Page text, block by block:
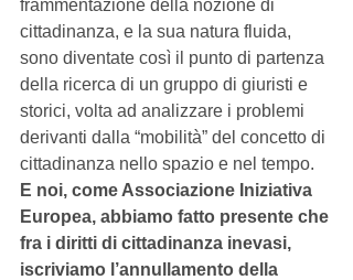
frammentazione della nozione di
cittadinanza, e la sua natura fluida,
sono diventate così il punto di partenza
della ricerca di un gruppo di giuristi e
storici, volta ad analizzare i problemi
derivanti dalla “mobilità” del concetto di
cittadinanza nello spazio e nel tempo.
E noi, come Associazione Iniziativa
Europea, abbiamo fatto presente che
fra i diritti di cittadinanza inevasi,
iscriviamo l’annullamento della